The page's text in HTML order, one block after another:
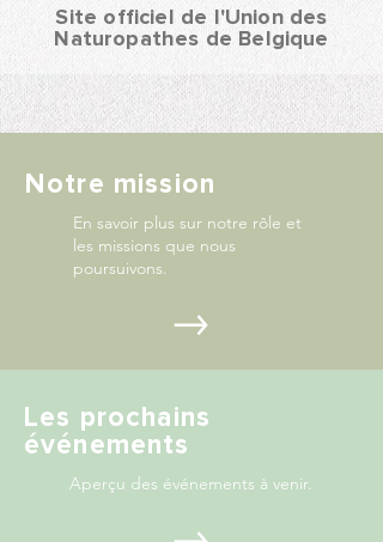
Site officiel de l'Union des
Naturopathes de Belgique
Notre mission
En savoir plus sur notre rôle et
les missions que nous
poursuivons.
Les prochains
événements
Aperçu des événements à venir.